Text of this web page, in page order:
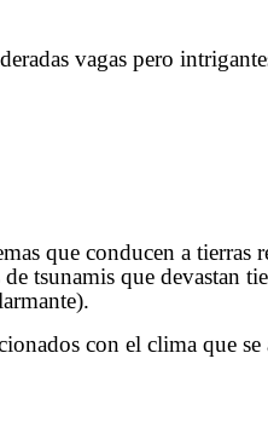
vagas pero
que conducen a tierras
tsunamis que devastan
con el clima que se